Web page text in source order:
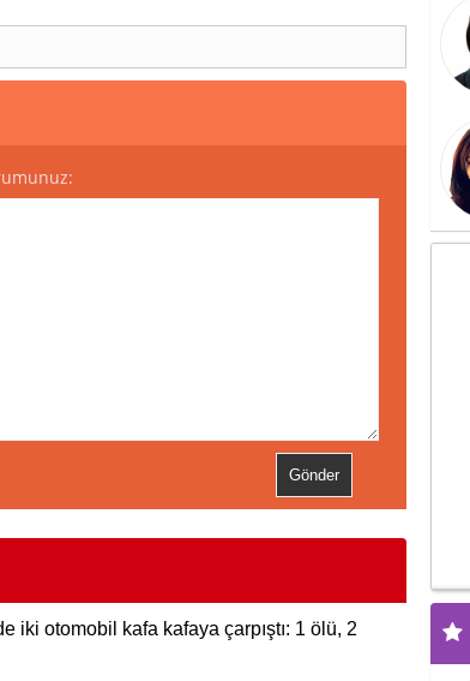
iki otomobil kafa kafaya çarpıştı: 1 ölü, 2